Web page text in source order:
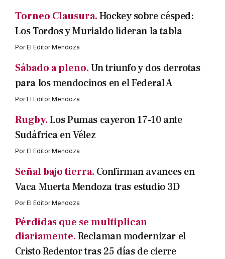
Torneo Clausura.Hockey sobre césped:
Los Tordos y Murialdo lideran la tabla
PorEl Editor Mendoza
Sábado a pleno.Un triunfo y dos derrotas
para los mendocinos en el Federal A
PorEl Editor Mendoza
Rugby.Los Pumas cayeron 17-10 ante
Sudáfrica en Vélez
PorEl Editor Mendoza
Señal bajo tierra. Confirman avances en
Vaca Muerta Mendoza tras estudio 3D
PorEl Editor Mendoza
Pérdidas que se multiplican
diariamente.Reclaman modernizar el
Cristo Redentor tras 25 días de cierre